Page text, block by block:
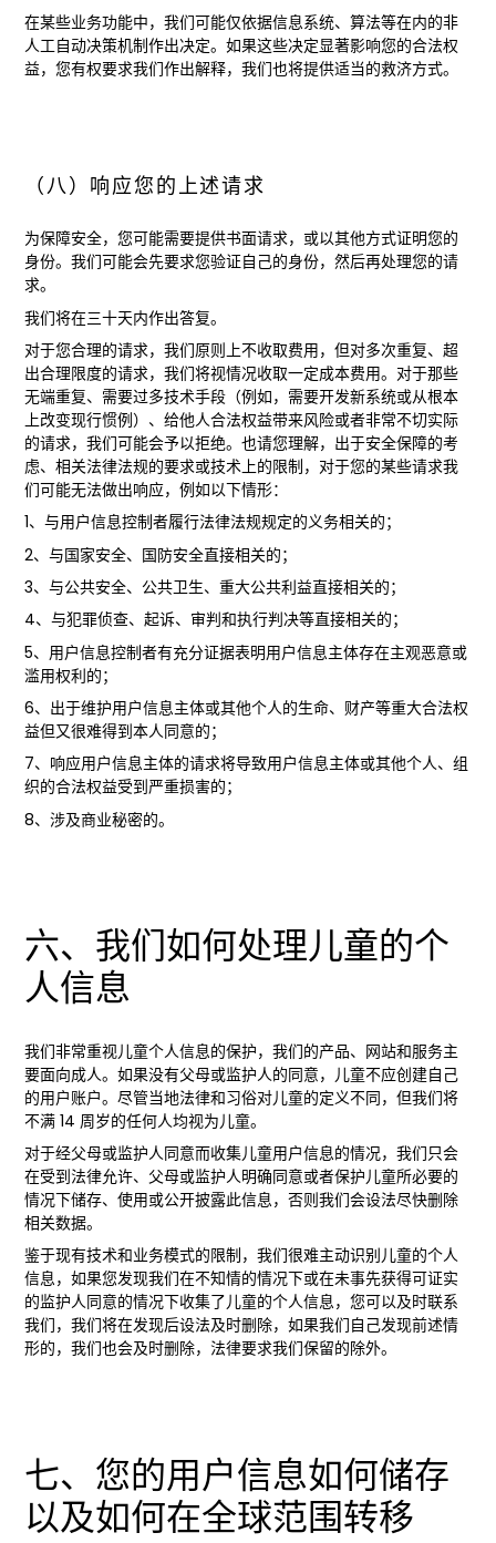
在某些业务功能中，我们可能仅依据信息系统、算法等在内的非
人工自动决策机制作出决定。如果这些决定显著影响您的合法权
益，您有权要求我们作出解释，我们也将提供适当的救济方式。
（八）响应您的上述请求
为保障安全，您可能需要提供书面请求，或以其他方式证明您的
身份。我们可能会先要求您验证自己的身份，然后再处理您的请
求。
我们将在三十天内作出答复。
对于您合理的请求，我们原则上不收取费用，但对多次重复、超
出合理限度的请求，我们将视情况收取一定成本费用。对于那些
无端重复、需要过多技术手段（例如，需要开发新系统或从根本
上改变现行惯例）、给他人合法权益带来风险或者非常不切实际
的请求，我们可能会予以拒绝。也请您理解，出于安全保障的考
虑、相关法律法规的要求或技术上的限制，对于您的某些请求我
们可能无法做出响应，例如以下情形：
1、与用户信息控制者履行法律法规规定的义务相关的；
2、与国家安全、国防安全直接相关的；
3、与公共安全、公共卫生、重大公共利益直接相关的；
4、与犯罪侦查、起诉、审判和执行判决等直接相关的；
5、用户信息控制者有充分证据表明用户信息主体存在主观恶意或
滥用权利的；
6、出于维护用户信息主体或其他个人的生命、财产等重大合法权
益但又很难得到本人同意的；
7、响应用户信息主体的请求将导致用户信息主体或其他个人、组
织的合法权益受到严重损害的；
8、涉及商业秘密的。
六、我们如何处理儿童的个
人信息
我们非常重视儿童个人信息的保护，我们的产品、网站和服务主
要面向成人。如果没有父母或监护人的同意，儿童不应创建自己
的用户账户。尽管当地法律和习俗对儿童的定义不同，但我们将
不满 14 周岁的任何人均视为儿童。
对于经父母或监护人同意而收集儿童用户信息的情况，我们只会
在受到法律允许、父母或监护人明确同意或者保护儿童所必要的
情况下储存、使用或公开披露此信息，否则我们会设法尽快删除
相关数据。
鉴于现有技术和业务模式的限制，我们很难主动识别儿童的个人
信息，如果您发现我们在不知情的情况下或在未事先获得可证实
的监护人同意的情况下收集了儿童的个人信息，您可以及时联系
我们，我们将在发现后设法及时删除，如果我们自己发现前述情
形的，我们也会及时删除，法律要求我们保留的除外。
七、您的用户信息如何储存
以及如何在全球范围转移